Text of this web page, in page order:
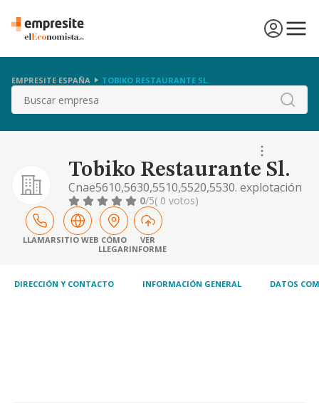
EMPRESITE ESPAÑA TOBIKO RESTAURANTE SL.
Buscar
Tobiko Restaurante Sl.
Cnae5610,5630,5510,5520,5530. explotación
bares, pubs, cafeterías, restaurantes,
discotecas, mesones, pizzería, heladerías,
salas de fiestas, espectáculos, hoteles.
alojamientos turísticos, campings. servicio
de comidas, bebidas. compra, venta,
actividades restauración, turismo
0/5( 0 votos)
LLAMARSITIO WEB CÓMO
LLEGAR
VER
INFORME
DIRECCIÓN Y CONTACTO INFORMACIÓN GENERAL DATOS